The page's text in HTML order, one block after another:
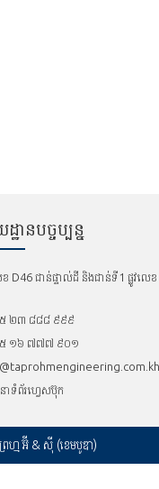
ានបច្ចប្បន្ន
ខ D46 ជាន់ផ្ទាល់ដី និងជាន់ទី1 ផ្លូវ
២៣​ ៨៨៨ ៩៩៩
១៦​ ៧៧៧ ៩០១
ាទំព័រហ្វេសប៊ុក
ម អ៊ី & ស៊ី (ខេមបូឌា)